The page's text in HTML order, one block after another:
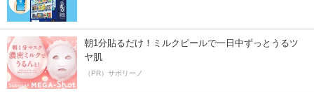
朝1分貼るだけ！ミルクピールで一日中ずっとうるツ
ヤ肌
（PR）サボリーノ